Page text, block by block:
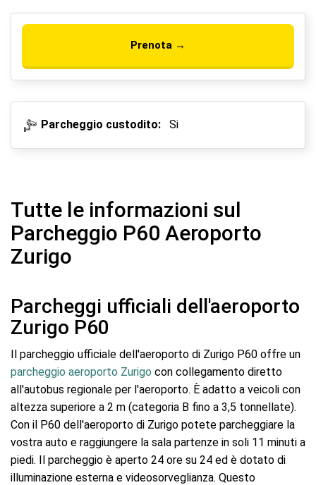
Prenota →
Parcheggio custodito: Si
Tutte le informazioni sul
Parcheggio P60 Aeroporto
Zurigo
Parcheggi ufficiali dell'aeroporto
Zurigo P60
Il parcheggio ufficiale dell'aeroporto di Zurigo P60 offre un
parcheggio aeroporto Zurigo con collegamento diretto
all'autobus regionale per l'aeroporto. È adatto a veicoli con
altezza superiore a 2 m (categoria B fino a 3,5 tonnellate).
Con il P60 dell'aeroporto di Zurigo potete parcheggiare la
vostra auto e raggiungere la sala partenze in soli 11 minuti a
piedi. Il parcheggio è aperto 24 ore su 24 ed è dotato di
illuminazione esterna e videosorveglianza. Questo